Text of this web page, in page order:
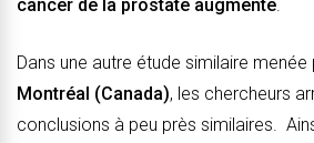
cancer de la prostate augmente.
Dans une autre étude similaire menée
Montréal (Canada), les chercheurs
conclusions à peu près similaires.